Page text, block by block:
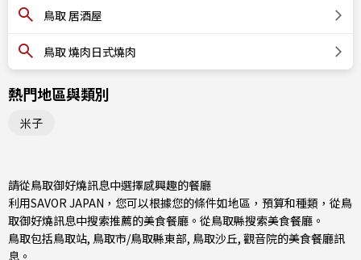
鳥取 居酒屋
鳥取 燒肉日式燒肉
熱門地區與類別
米子
請從鳥取御好燒訊息中選擇感興趣的餐廳
利用SAVOR JAPAN，您可以根據您的條件如地區，預算和種類，從鳥
取御好燒訊息中搜索推薦的美食餐廳。從鳥取縣搜索美食餐廳。
鳥取包括鳥取站, 鳥取市/鳥取縣東部, 鳥取沙丘, 觀音院的美食餐廳訊
息。